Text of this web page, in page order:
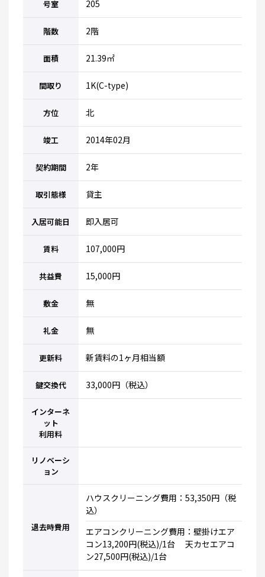
号室 205
階数 2階
面積 21.39㎡
間取り 1K(C-type)
方位 北
竣工 2014年02月
契約期間 2年
取引態様 貸主
入居可能日 即入居可
賃料 107,000円
共益費 15,000円
敷金 無
礼金 無
更新料 新賃料の1ヶ月相当額
鍵交換代 33,000円（税込）
インターネ
ット
利用料
リノベーシ
ョン
退去時費用
ハウスクリーニング費用：53,350円（税
込）
エアコンクリーニング費用：壁掛けエア
コン13,200円(税込)/1台 天カセエアコ
ン27,500円(税込)/1台